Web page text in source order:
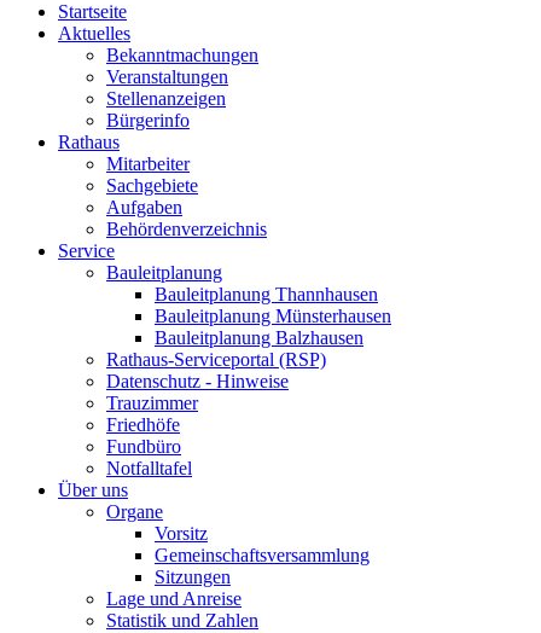
Startseite
Aktuelles
Bekanntmachungen
Veranstaltungen
Stellenanzeigen
Bürgerinfo
Rathaus
Mitarbeiter
Sachgebiete
Aufgaben
Behördenverzeichnis
Service
Bauleitplanung
Bauleitplanung Thannhausen
Bauleitplanung Münsterhausen
Bauleitplanung Balzhausen
Rathaus-Serviceportal (RSP)
Datenschutz - Hinweise
Trauzimmer
Friedhöfe
Fundbüro
Notfalltafel
Über uns
Organe
Vorsitz
Gemeinschaftsversammlung
Sitzungen
Lage und Anreise
Statistik und Zahlen